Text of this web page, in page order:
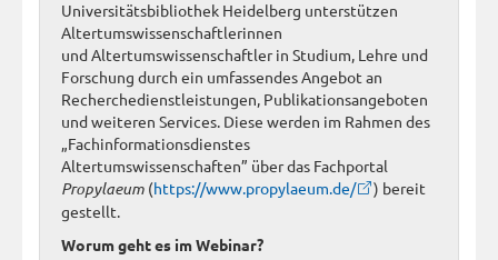
Universitätsbibliothek Heidelberg unterstützen
Altertumswissenschaftlerinnen
und Altertumswissenschaftler in Studium, Lehre und
Forschung durch ein umfassendes Angebot an
Recherchedienstleistungen, Publikationsangeboten
und weiteren Services. Diese werden im Rahmen des
„Fachinformationsdienstes
Altertumswissenschaften” über das Fachportal
Propylaeum (https://www.propylaeum.de/
) bereit
gestellt.
Worum geht es im Webinar?